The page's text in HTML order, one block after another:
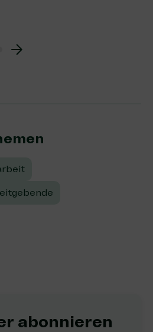
abon­nie­ren